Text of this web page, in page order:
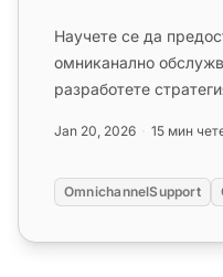
Научете се да
омниканално
разработете
Jan 20, 2026 15 мин
OmnichannelSupport